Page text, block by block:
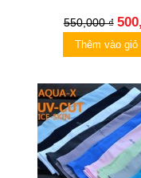
550,000 ₫
Thêm vào giỏ